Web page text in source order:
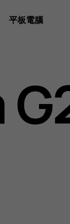
平板電腦